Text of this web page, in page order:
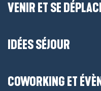
VENIR ET SE
IDÉES SÉJOUR
COWORKING ET